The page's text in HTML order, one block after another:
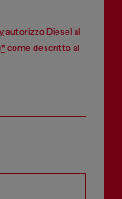
autorizzo Diesel al
come descritto al